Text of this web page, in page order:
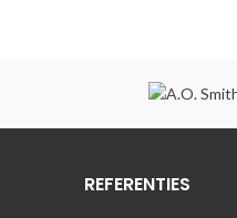
REFERENTIES